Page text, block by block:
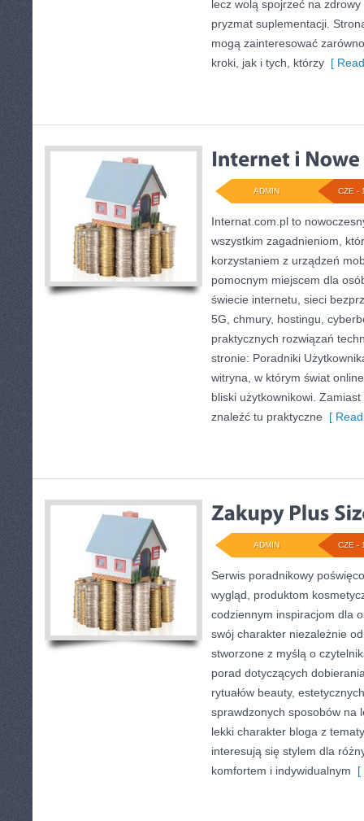
lecz wolą spojrzeć na
pryzmat suplementacji.
mogą zainteresować
kroki, jak i tych, którzy [
CZE -
ADMIN
Internat.com.pl to
wszystkim zagadnieniom,
korzystaniem z urządzeń
pomocnym miejscem dla
świecie internetu, sieci
5G, chmury, hostingu,
praktycznych rozwiązań
stronie: Poradniki
witryna, w którym świat
bliski użytkownikowi.
znaleźć tu praktyczne [
CZE -
ADMIN
Serwis poradnikowy
wygląd, produktom
codziennym inspiracjom dla
swój charakter niezależnie
stworzone z myślą o
porad dotyczących
rytuałów beauty,
sprawdzonych sposobów na
lekki charakter bloga z
interesują się stylem dla
komfortem i indywidualnym [